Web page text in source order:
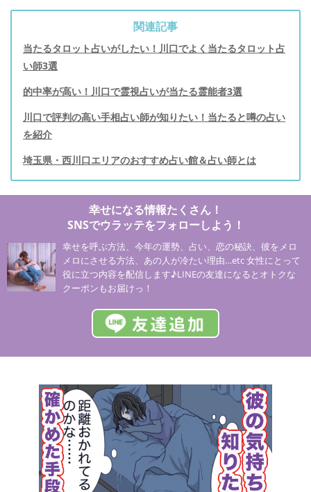
関連記事
当たるタロット占いがしたい！川口でよく当たるタロット占
い師3選
的中率が高い！川口で霊視占いが当たる霊能者3選
川口で評判の高い手相占い師が知りたい！当たると噂の占い
を紹介
埼玉県・西川口エリアのおすすめ占い館＆占い師とは
幸せになる情報たくさん！
SNSでウラッテをフォローしよう！
幸せを呼ぶ方法、今年の運勢、占い、恋の秘訣、彼をメロ
メロにさせる方法、あの人が冷たい理由…etc 女性にとって
役に立つ内容を配信します♪LINEの友達になるとオトクな
クーポンもお届けっ！